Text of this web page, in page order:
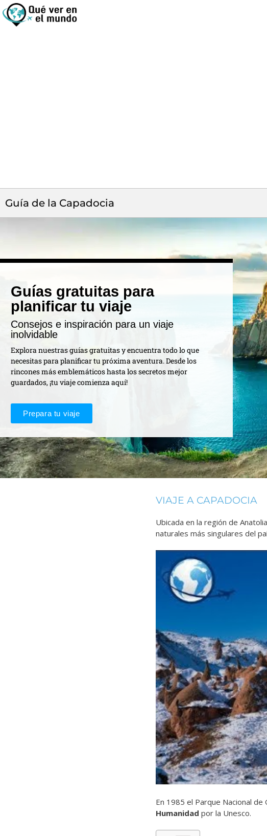
Guía de la Capadocia
Guías gratuitas para
planificar tu viaje
Consejos e inspiración para un viaje
inolvidable
Explora nuestras guías gratuitas y encuentra todo lo que
necesitas para planificar tu próxima aventura. Desde los
rincones más emblemáticos hasta los secretos mejor
guardados, ¡tu viaje comienza aquí!
Prepara tu viaje
VIAJE A CAPADOCIA
Ubicada en la región de
naturales más singulares del
En 1985 el Parque Nacional
Humanidad por la Unesco.